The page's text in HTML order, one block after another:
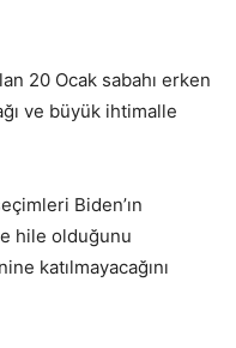
20 Ocak sabahı erken
ve büyük ihtimalle
Biden’ın
hile olduğunu
katılmayacağını